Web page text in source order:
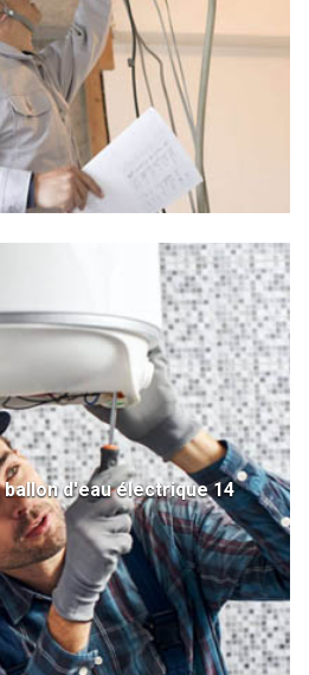
d'eau électrique 14